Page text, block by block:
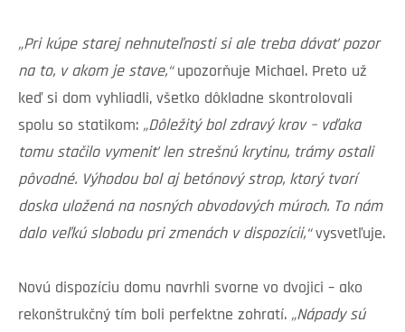
„Pri kúpe starej nehnuteľnosti si ale treba dávať pozor
na to, v akom je stave,“upozorňuje Michael. Preto už
keď si dom vyhliadli, všetko dôkladne skontrolovali
spolu so statikom: „Dôležitý bol zdravý krov – vďaka
tomu stačilo vymeniť len strešnú krytinu, trámy ostali
pôvodné. Výhodou bol aj betónový strop, ktorý tvorí
doska uložená na nosných obvodových múroch. To nám
dalo veľkú slobodu pri zmenách v dispozícii,“vysvetľuje.
Novú dispozíciu domu navrhli svorne vo dvojici – ako
rekonštrukčný tím boli perfektne zohratí. „Nápady sú